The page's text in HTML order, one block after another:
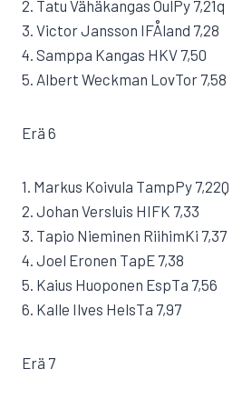
2. Tatu Vähäkangas OulPy 7,21q
3. Victor Jansson IFÅland 7,28
4. Samppa Kangas HKV 7,50
5. Albert Weckman LovTor 7,58
Erä 6
1. Markus Koivula TampPy 7,22Q
2. Johan Versluis HIFK 7,33
3. Tapio Nieminen RiihimKi 7,37
4. Joel Eronen TapE 7,38
5. Kaius Huoponen EspTa 7,56
6. Kalle Ilves HelsTa 7,97
Erä 7